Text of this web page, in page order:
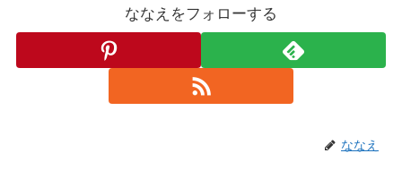
ななえをフォローする
ななえ